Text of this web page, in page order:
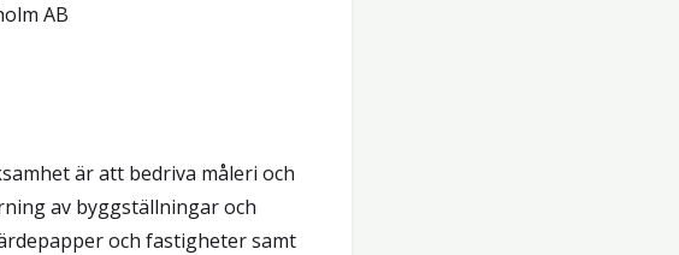
AB
är att bedriva måleri och
av byggställningar och
och fastigheter samt